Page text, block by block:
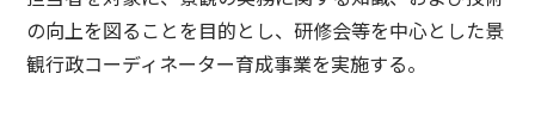
の向上を図ることを目的とし、研修会等を中心とした景
観行政コーディネーター育成事業を実施する。